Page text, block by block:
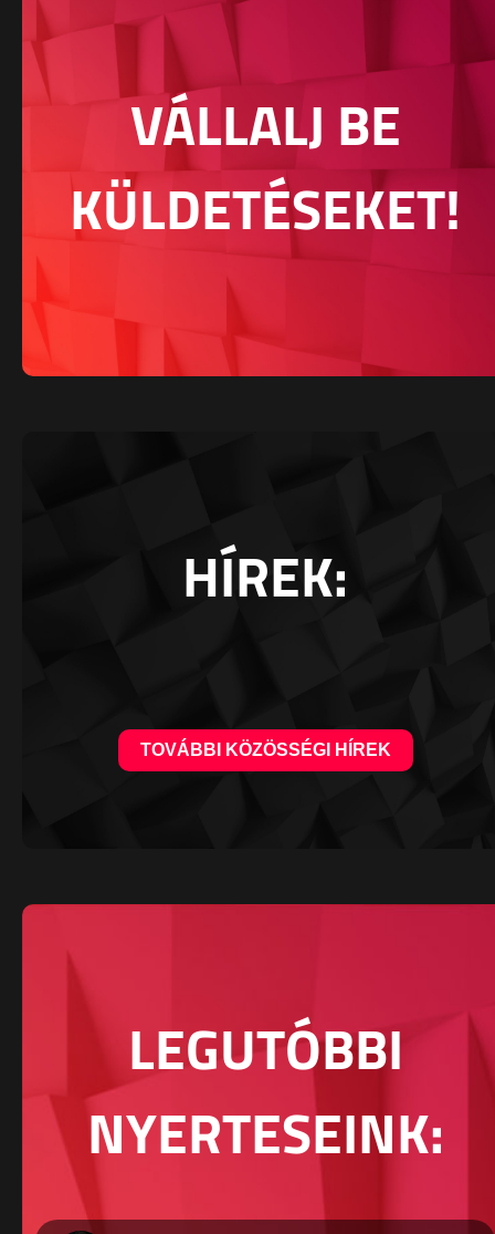
VÁLLALJ BE
KÜLDETÉSEKET!
HÍREK:
TOVÁBBI KÖZÖSSÉGI HÍREK
LEGUTÓBBI
NYERTESEINK: